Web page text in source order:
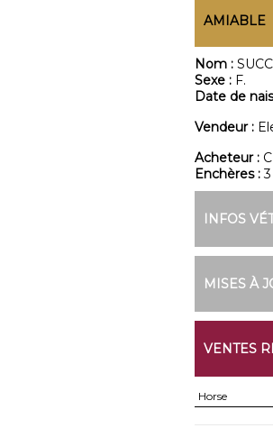
AMIABLE
Nom :
Sexe : F.
Date de
Vendeur :
Acheteur :
Enchères :
INFOS
MISES À
VENTES
Horse